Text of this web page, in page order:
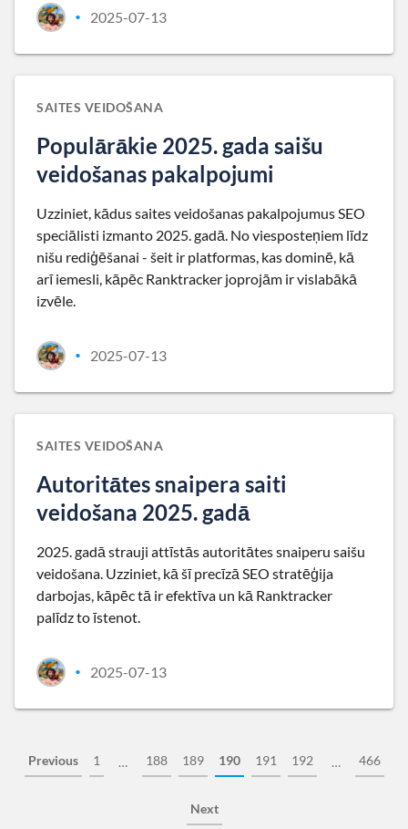
• 2025-07-13
SAITES VEIDOŠANA
Populārākie 2025. gada saišu
veidošanas pakalpojumi
Uzziniet, kādus saites veidošanas pakalpojumus SEO
speciālisti izmanto 2025. gadā. No viesposteņiem līdz
nišu rediģēšanai - šeit ir platformas, kas dominē, kā
arī iemesli, kāpēc Ranktracker joprojām ir vislabākā
izvēle.
• 2025-07-13
SAITES VEIDOŠANA
Autoritātes snaipera saiti
veidošana 2025. gadā
2025. gadā strauji attīstās autoritātes snaiperu saišu
veidošana. Uzziniet, kā šī precīzā SEO stratēģija
darbojas, kāpēc tā ir efektīva un kā Ranktracker
palīdz to īstenot.
• 2025-07-13
Previous 1 … 188 189 190 191 192 … 466
Next